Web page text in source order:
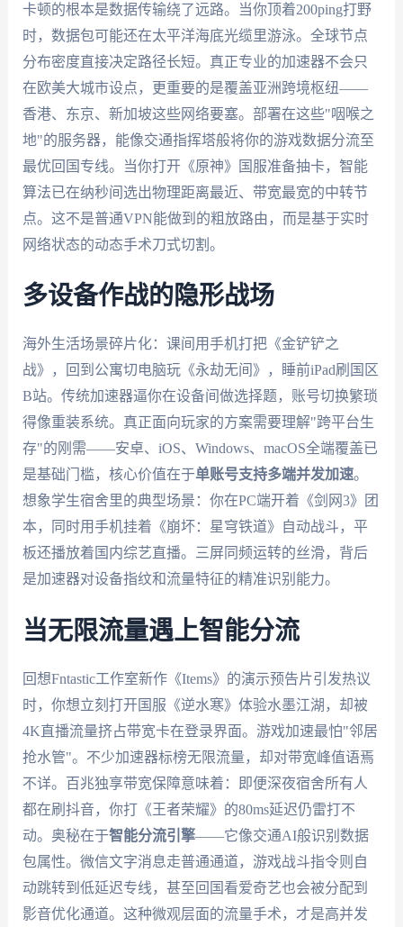
卡顿的根本是数据传输绕了远路。当你顶着200ping打野
时，数据包可能还在太平洋海底光缆里游泳。全球节点
分布密度直接决定路径长短。真正专业的加速器不会只
在欧美大城市设点，更重要的是覆盖亚洲跨境枢纽——
香港、东京、新加坡这些网络要塞。部署在这些"咽喉之
地"的服务器，能像交通指挥塔般将你的游戏数据分流至
最优回国专线。当你打开《原神》国服准备抽卡，智能
算法已在纳秒间选出物理距离最近、带宽最宽的中转节
点。这不是普通VPN能做到的粗放路由，而是基于实时
网络状态的动态手术刀式切割。
多设备作战的隐形战场
海外生活场景碎片化：课间用手机打把《金铲铲之
战》，回到公寓切电脑玩《永劫无间》，睡前iPad刷国区
B站。传统加速器逼你在设备间做选择题，账号切换繁琐
得像重装系统。真正面向玩家的方案需要理解"跨平台生
存"的刚需——安卓、iOS、Windows、macOS全端覆盖已
是基础门槛，核心价值在于单账号支持多端并发加速。
想象学生宿舍里的典型场景：你在PC端开着《剑网3》团
本，同时用手机挂着《崩坏：星穹铁道》自动战斗，平
板还播放着国内综艺直播。三屏同频运转的丝滑，背后
是加速器对设备指纹和流量特征的精准识别能力。
当无限流量遇上智能分流
回想Fntastic工作室新作《Items》的演示预告片引发热议
时，你想立刻打开国服《逆水寒》体验水墨江湖，却被
4K直播流量挤占带宽卡在登录界面。游戏加速最怕"邻居
抢水管"。不少加速器标榜无限流量，却对带宽峰值语焉
不详。百兆独享带宽保障意味着：即便深夜宿舍所有人
都在刷抖音，你打《王者荣耀》的80ms延迟仍雷打不
动。奥秘在于智能分流引擎——它像交通AI般识别数据
包属性。微信文字消息走普通通道，游戏战斗指令则自
动跳转到低延迟专线，甚至回国看爱奇艺也会被分配到
影音优化通道。这种微观层面的流量手术，才是高并发